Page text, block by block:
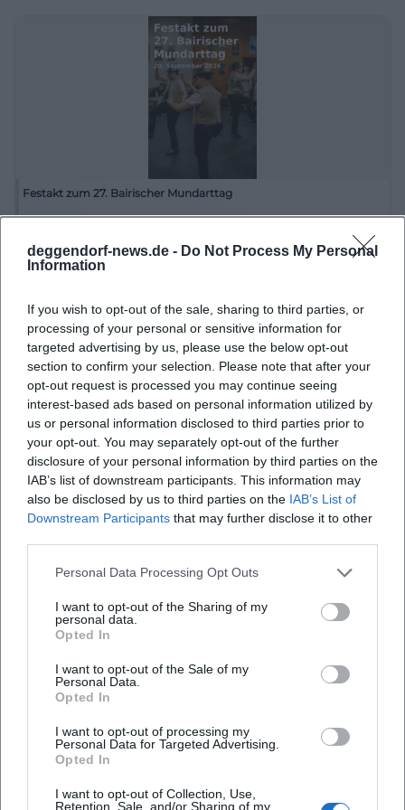
deggendorf-news.de - Do Not Process My Personal
Information
If you wish to opt-out of the sale, sharing to third parties, or
processing of your personal or sensitive information for
targeted advertising by us, please use the below opt-out
section to confirm your selection. Please note that after your
opt-out request is processed you may continue seeing
interest-based ads based on personal information utilized by
us or personal information disclosed to third parties prior to
your opt-out. You may separately opt-out of the further
disclosure of your personal information by third parties on the
IAB’s list of downstream participants. This information may
also be disclosed by us to third parties on the IAB’s List of
Downstream Participants that may further disclose it to other
Personal Data Processing Opt Outs
I want to opt-out of the Sharing of my
personal data.
Opted In
I want to opt-out of the Sale of my
Personal Data.
Opted In
I want to opt-out of processing my
Personal Data for Targeted Advertising.
Opted In
I want to opt-out of Collection, Use,
Retention, Sale, and/or Sharing of my
während der allgemeinen Dienstzeiten in einem
modernen Trauzimmer im Neuen Rathaus statt,
doch am Samstagvormittag steht der Große
Rathaussaal im Alten Rathaus für Eheschließungen
zur Verfügung. Darüber hinaus sind nach
besonderem Ambiente macht das Alte Rathaus für
Paare so attraktiv, denn hier verbindet sich die
formale Sicherheit des Standesamts mit einem
historischen Rahmen, der dem Moment eine
übernimmt in Deggendorf neben der
Beurkundung von Geburten, Eheschließungen
und Sterbefällen auch Anmeldeverfahren von
Eheschließungen und weitere
personenstandsrechtliche Aufgaben. Termine
werden laut offizieller Seite telefonisch vereinbart.
([deggendorf.de]
(https://www.deggendorf.de/rathaus/rechts-
ordnungsverwaltung/standesamt/hochzeit?
Wer sich eine Trauung im Alten Rathaus vorstellt,
denkt meist nicht nur an den Raum, sondern an
die gesamte Situation davor und danach. Genau
Stärke aus: Das Gebäude liegt mitten im Zentrum,
sodass sich Fotos, ein kurzer Spaziergang durch die
Altstadt oder ein Empfang im Anschluss nahtlos
planen lassen. Die Stadt betont außerdem, dass das
Wahrzeichen Deggendorfs zählt. Dieses historische
Festakt zum 27. Bairischer Mundarttag
Feiern Sie die bairische Sprache beim 27. Bairischen Mundarttag in
Deggendorf. Poetenteller und Ehrengaben erwarten Sie!
Häufig gestellte Fragen